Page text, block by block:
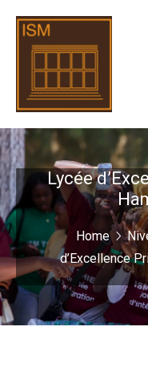
Lycée
Home
d’Excellence